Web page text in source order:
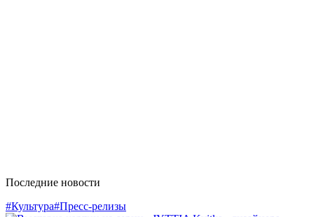
Последние новости
#Культура#Пресс-релизы